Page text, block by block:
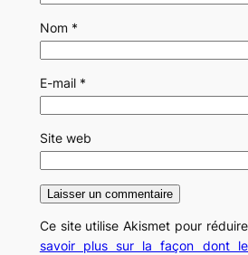
Nom *
E-mail *
Site web
Ce site utilise Akismet pour
savoir plus sur la façon dont